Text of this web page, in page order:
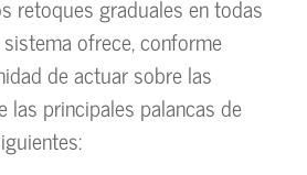
retoques graduales en todas
ofrece, conforme
de actuar sobre las
las principales palancas de